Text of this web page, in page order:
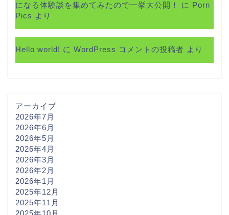
になる体験談を集めてみたので一挙大公開！
に Porn
Pics より
Hello world! に WordPress コメントの投稿者 より
アーカイブ
2026年7月
2026年6月
2026年5月
2026年4月
2026年3月
2026年2月
2026年1月
2025年12月
2025年11月